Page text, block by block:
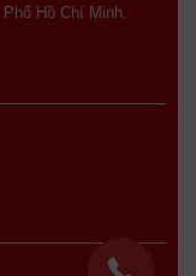
Hồ Chí Minh.